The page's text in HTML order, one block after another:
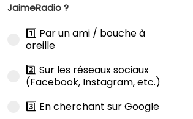
JaimeRadio ?
1️⃣ Par un ami / bouche à
oreille
2️⃣ Sur les réseaux sociaux
(Facebook, Instagram, etc.)
3️⃣ En cherchant sur Google